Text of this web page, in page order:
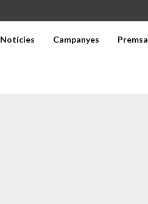
Notícies Campanyes Premsa